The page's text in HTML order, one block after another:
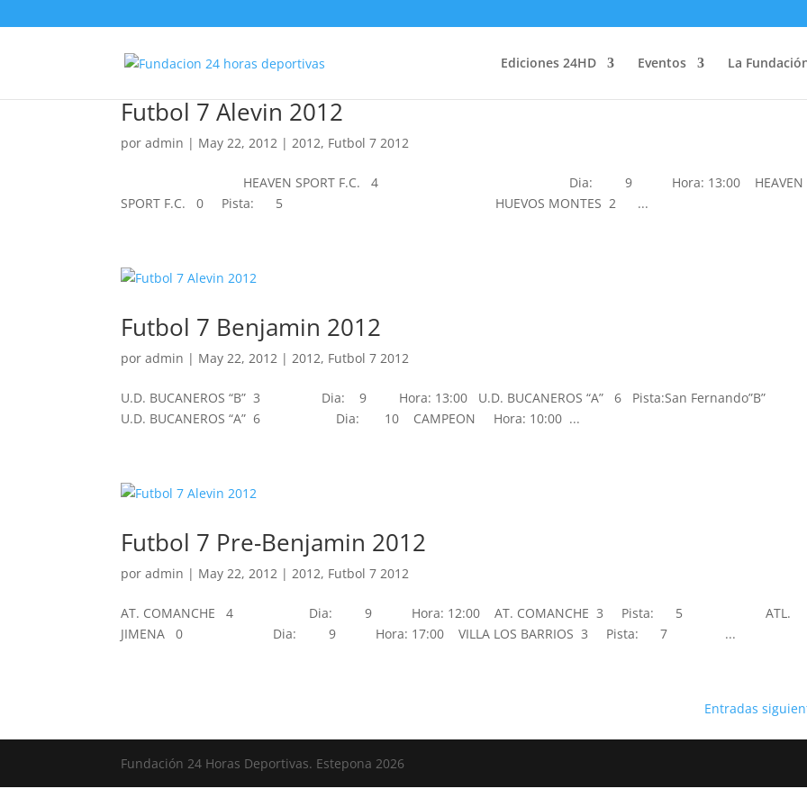
Ediciones 24HD Eventos La
Futbol 7 Alevin 2012
poradmin | May 22, 2012 |2012, Futbol 7 2012
HEAVEN SPORT F.C. 4 Dia: 9 Hora: 13:00 HEAVEN
SPORT F.C. 0 Pista: 5 HUEVOS MONTES 2 ...
Futbol 7 Benjamin 2012
poradmin | May 22, 2012 |2012, Futbol 7 2012
U.D. BUCANEROS “B” 3 Dia: 9 Hora: 13:00 U.D. BUCANEROS “A” 6 Pista:San
U.D. BUCANEROS “A” 6 Dia: 10 CAMPEON Hora: 10:00 ...
Futbol 7 Pre-Benjamin 2012
poradmin | May 22, 2012 |2012, Futbol 7 2012
AT. COMANCHE 4 Dia: 9 Hora: 12:00 AT. COMANCHE 3 Pista: 5 ATL.
JIMENA 0 Dia: 9 Hora: 17:00 VILLA LOS BARRIOS 3 Pista: 7 ...
Entradas
Fundación 24 Horas Deportivas. Estepona 2026